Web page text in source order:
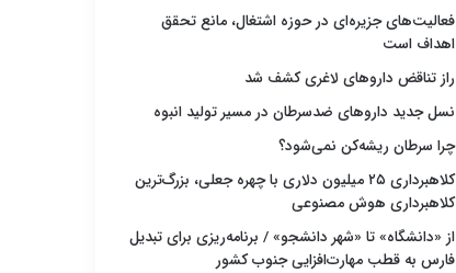
فعالیت‌های جزیره‌ای در حوزه اشتغال، مانع تحقق
اهداف است
راز تناقض داروهای لاغری کشف شد
نسل جدید داروهای ضدسرطان در مسیر تولید انبوه
چرا سرطان ریشه‌کن نمی‌شود؟
کلاهبرداری ۲۵ میلیون دلاری با چهره جعلی، بزرگ‌ترین
کلاهبرداری هوش مصنوعی
از «دانشگاه» تا «شهر دانشجو» / برنامه‌ریزی برای تبدیل
فارس به قطب مهارت‌افزایی جنوب کشور